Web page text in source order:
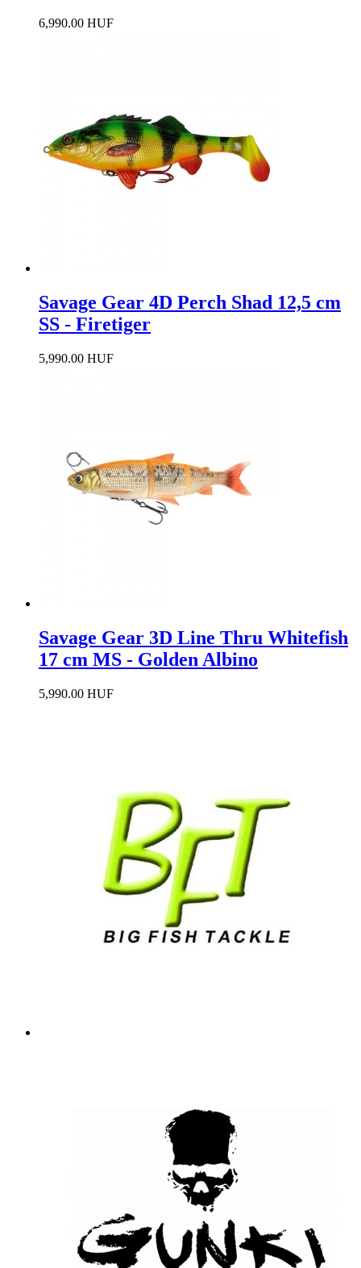
6,990.00 HUF
Savage Gear 4D Perch Shad 12,5 cm
SS - Firetiger
5,990.00 HUF
Savage Gear 3D Line Thru Whitefish
17 cm MS - Golden Albino
5,990.00 HUF